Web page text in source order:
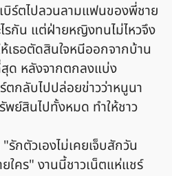
บิร์ตไปลวนลามแฟนของพี่ชาย
กัน แต่ฝ่ายหญิงทนไม่ไหวจึง
เธอตัดสินใจหนีออกจากบ้าน
ด หลังจากตกลงแบ่ง
ตกลับไปปล่อยข่าวว่าหนูนา
พย์สินไปทั้งหมด ทำให้ชาว
กตัวเองไม่เคยเจ็บสักวัน
ยใคร" งานนี้ชาวเน็ตแห่แชร์